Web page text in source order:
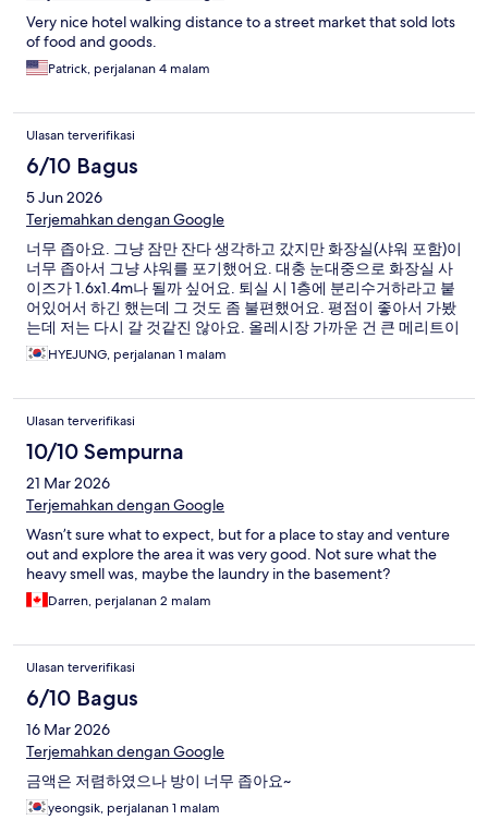
Very nice hotel walking distance to a street market that sold lots
of food and goods.
Patrick, perjalanan 4 malam
Ulasan terverifikasi
6/10 Bagus
5 Jun 2026
Terjemahkan dengan Google
너무 좁아요. 그냥 잠만 잔다 생각하고 갔지만 화장실(샤워 포함)이
너무 좁아서 그냥 샤워를 포기했어요. 대충 눈대중으로 화장실 사
이즈가 1.6x1.4m나 될까 싶어요. 퇴실 시 1층에 분리수거하라고 붙
어있어서 하긴 했는데 그 것도 좀 불편했어요. 평점이 좋아서 가봤
는데 저는 다시 갈 것같진 않아요. 올레시장 가까운 건 큰 메리트이
고 룸도 깨끗한 편이긴 합니다.
HYEJUNG, perjalanan 1 malam
Ulasan terverifikasi
10/10 Sempurna
21 Mar 2026
Terjemahkan dengan Google
Wasn’t sure what to expect, but for a place to stay and venture
out and explore the area it was very good. Not sure what the
heavy smell was, maybe the laundry in the basement?
Darren, perjalanan 2 malam
Ulasan terverifikasi
6/10 Bagus
16 Mar 2026
Terjemahkan dengan Google
금액은 저렴하였으나 방이 너무 좁아요~
yeongsik, perjalanan 1 malam